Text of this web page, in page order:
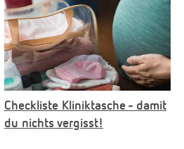
Checkliste Kliniktasche - damit
du nichts vergisst!